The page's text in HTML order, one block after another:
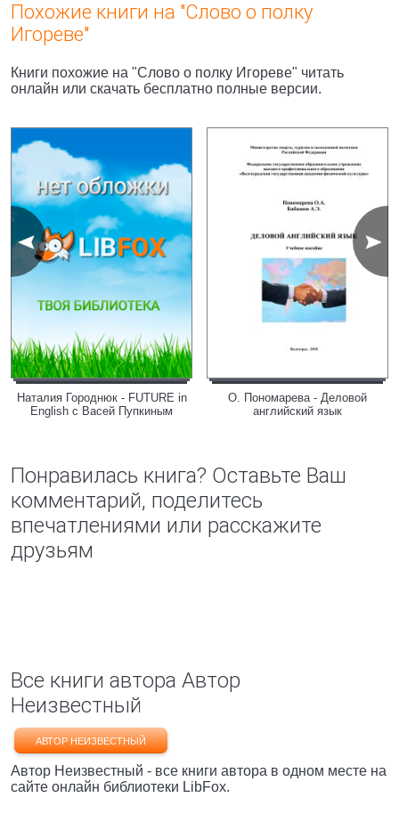
Похожие книги на "Слово о полку
Игореве"
Книги похожие на "Слово о полку Игореве" читать
онлайн или скачать бесплатно полные версии.
Наталия Городнюк - FUTURE in
English с Васей Пупкиным
О. Пономарева - Деловой
английский язык
Понравилась книга? Оставьте Ваш
комментарий, поделитесь
впечатлениями или расскажите
друзьям
Все книги автора Автор
Неизвестный
АВТОР НЕИЗВЕСТНЫЙ
Автор Неизвестный - все книги автора в одном месте на
сайте онлайн библиотеки LibFox.